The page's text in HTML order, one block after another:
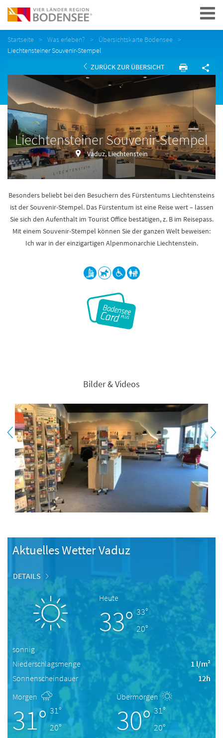
Navigation
Startseite Was erleben?
Übersichtskarte Bodensee
Liechtensteiner Souvenir-Stempel
ZURÜCK ZUR ÜBERSICHT
Liechtensteiner Souvenir-Stempel
Vaduz, Liechtenstein
Besonders beliebt bei den Besuchern des Fürstentums Liechtensteins
ist der Souvenir-Stempel. Das Fürstentum ist eine Reise wert – lassen
Sie sich den Aufenthalt im Tourist Office bestätigen, z. B im Reisepass.
Mit einem Souvenir-Stempel können Sie der ganzen Welt beweisen:
Ich war in der einzigartigen Alpenmonarchie Liechtenstein.
Bilder & Videos
Aktuelles Wetter Vaduz
DETAILS
Heute
33° 33°
20°
sonnig
Niederschlagsmenge
1 l/m²
Sonnenscheindauer
12h
Morgen
31° 31°
20°
Übermorgen
30° 31°
20°